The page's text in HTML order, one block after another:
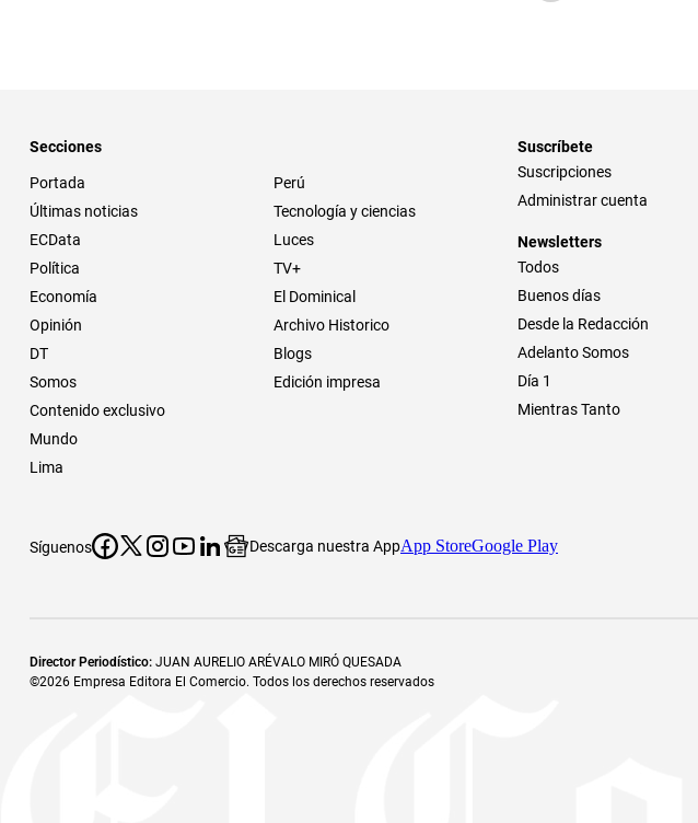
Secciones
Portada
Últimas noticias
ECData
Política
Economía
Opinión
DT
Somos
Contenido exclusivo
Mundo
Lima
Perú
Tecnología y ciencias
Luces
TV+
El Dominical
Archivo Historico
Blogs
Edición impresa
Suscríbete
Suscripciones
Administrar cuenta
Newsletters
Todos
Buenos días
Desde la Redacción
Adelanto Somos
Día 1
Mientras Tanto
Síguenos Descarga nuestra AppApp StoreGoogle Play
Director Periodístico: JUAN AURELIO ARÉVALO MIRÓ QUESADA
©2026 Empresa Editora El Comercio. Todos los derechos reservados